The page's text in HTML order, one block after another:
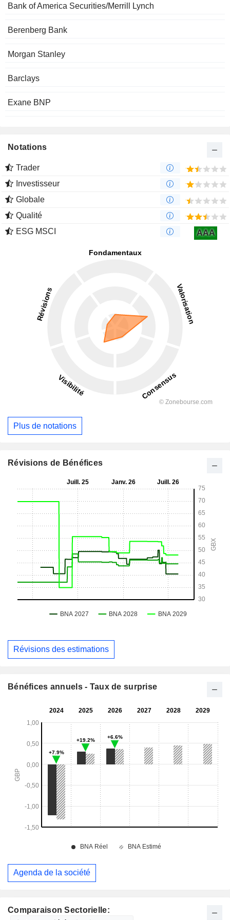
Comparaison Sectorielle:
Bank of America Securities/Merrill Lynch
Berenberg Bank
Morgan Stanley
Barclays
Exane BNP
Notations
Trader
Investisseur
Globale
Qualité
ESG MSCI
AAA
Plus de notations
Révisions de Bénéfices
Révisions des estimations
Bénéfices annuels - Taux de surprise
Agenda de la société